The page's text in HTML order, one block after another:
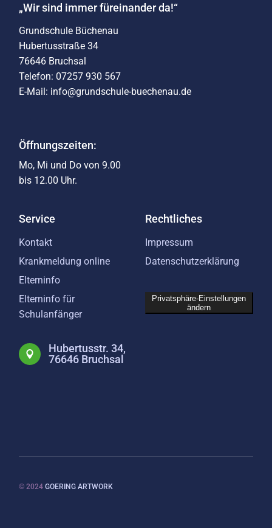
„Wir sind immer füreinander da!“
Grundschule Büchenau
Hubertusstraße 34
76646 Bruchsal
Telefon: 07257 930 567
E-Mail: info@grundschule-buechenau.de
Öffnungszeiten:
Mo, Mi und Do von 9.00
bis 12.00 Uhr.
Service
Kontakt
Krankmeldung online
Elterninfo
Elterninfo für
Schulanfänger
Hubertusstr. 34,
76646 Bruchsal
Rechtliches
Impressum
Datenschutzerklärung
Privatsphäre-Einstellungen
ändern
© 2024GOERING ARTWORK